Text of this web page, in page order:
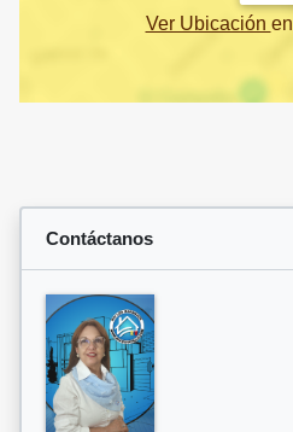
Ver Ubicación en
Contáctanos